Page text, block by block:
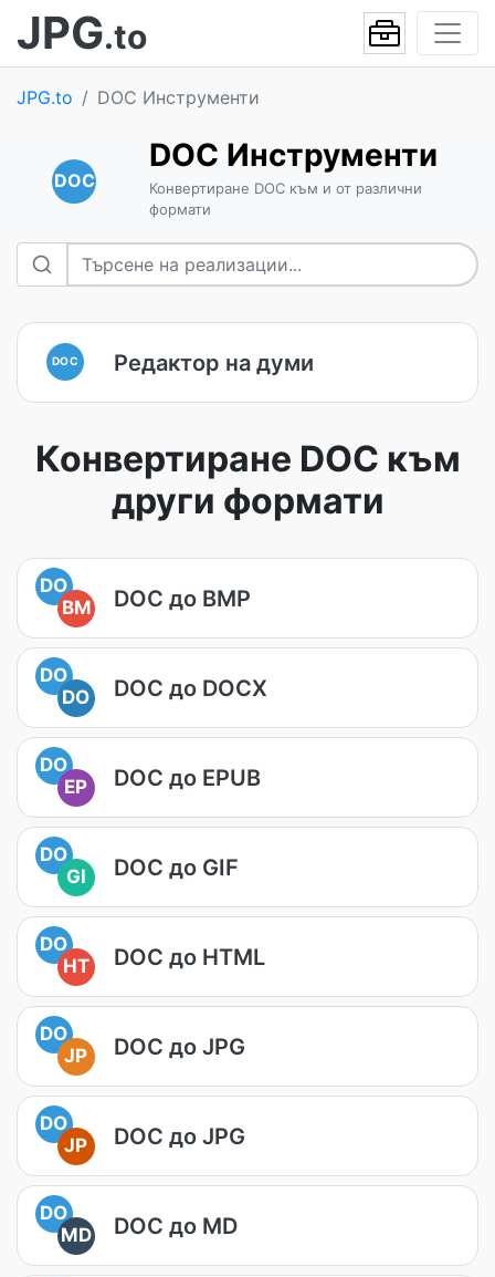
JPG.to
JPG.to DOC Инструменти
DOC
DOC Инструменти
Конвертиране DOC към и от различни
формати
DOC Редактор на думи
Конвертиране DOC към
други формати
DO
BM
DOC до BMP
DO
DO
DOC до DOCX
DO
EP
DOC до EPUB
DO
GI
DOC до GIF
DO
HT
DOC до HTML
DO
JP
DOC до JPG
DO
JP
DOC до JPG
DO
MD
DOC до MD